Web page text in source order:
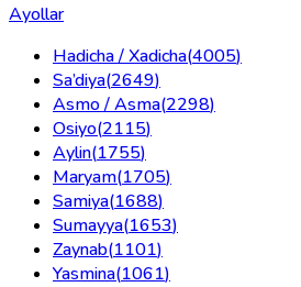
Ayollar
Hadicha / Xadicha(4005)
Sa’diya(2649)
Asmo / Asma(2298)
Osiyo(2115)
Aylin(1755)
Maryam(1705)
Samiya(1688)
Sumayya(1653)
Zaynab(1101)
Yasmina(1061)